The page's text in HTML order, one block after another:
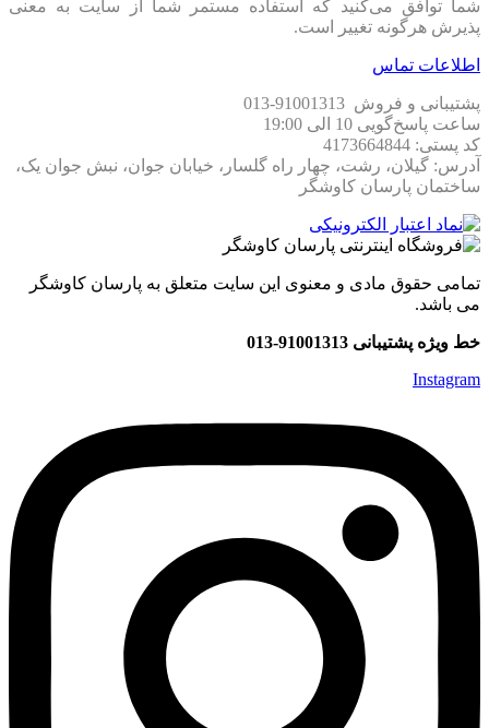
شما توافق می‏‌کنید که استفاده مستمر شما از سایت به معنی
پذیرش هرگونه تغییر است.
اطلاعات تماس
پشتیبانی و فروش 91001313-013
ساعت پاسخ‌گویی 10 الی 19:00
کد پستی: 4173664844
آدرس: گیلان، رشت، چهار راه گلسار، خیابان جوان، نبش جوان یک،
ساختمان پارسان کاوشگر
تمامی حقوق مادی و معنوی این سایت متعلق به پارسان کاوشگر
می باشد.
خط ویژه پشتیبانی 91001313-013
Instagram